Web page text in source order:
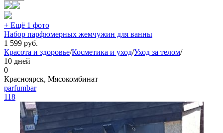
+ Ещё 1 фото
Набор парфюмерных жемчужин для ванны
1 599 руб.
Красота и здоровье/Косметика и уход/Уход за телом/
10 дней
0
Красноярск, Мясокомбинат
parfumbar
118